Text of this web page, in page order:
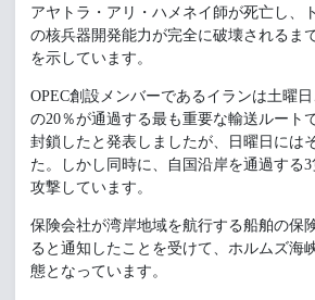
アヤトラ・アリ・ハメネイ師が死亡し、
の核兵器開発能力が完全に破壊されるま
を示しています。
OPEC創設メンバーであるイランは土曜
の20％が通過する最も重要な輸送ルート
封鎖したと発表しましたが、日曜日には
た。しかし同時に、自国沿岸を通過する
攻撃しています。
保険会社が湾岸地域を航行する船舶の保
ると通知したことを受けて、ホルムズ海
態となっています。